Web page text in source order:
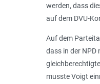
werden, dass
auf dem DVU-
Auf dem
dass in der NPD
musste Voigt